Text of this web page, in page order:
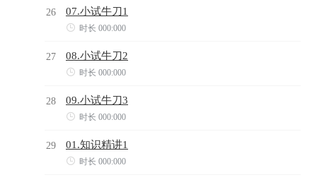
26 07.小试牛刀1
 时长 000:000
27 08.小试牛刀2
 时长 000:000
28 09.小试牛刀3
 时长 000:000
29 01.知识精讲1
 时长 000:000